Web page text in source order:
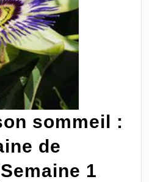
sommeil :
de
1